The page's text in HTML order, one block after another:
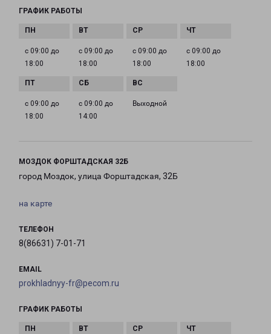
ГРАФИК РАБОТЫ
с 09:00 до
18:00
с 09:00 до
18:00
с 09:00 до
18:00
с 09:00 до
18:00
с 09:00 до
18:00
с 09:00 до
14:00
Выходной
МОЗДОК ФОРШТАДСКАЯ 32Б
город Моздок, улица Форштадская, 32Б
на карте
ТЕЛЕФОН
8(86631) 7-01-71
EMAIL
prokhladnyy-fr@pecom.ru
ГРАФИК РАБОТЫ